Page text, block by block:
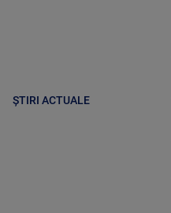
ȘTIRI ACTUALE